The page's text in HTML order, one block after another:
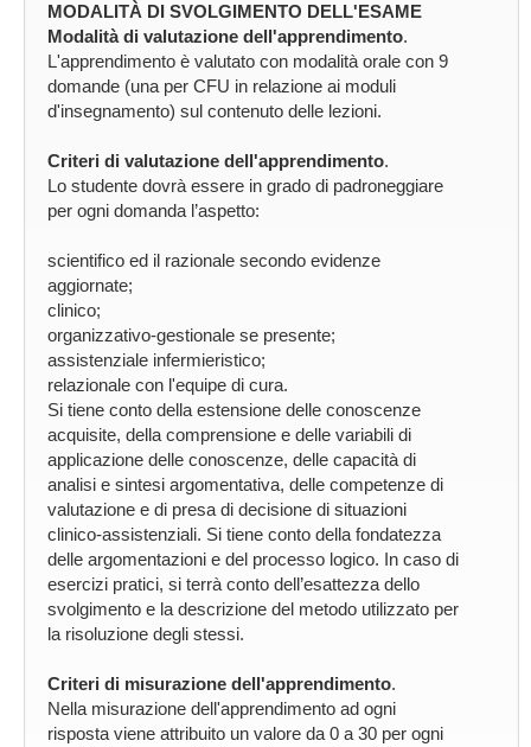
MODALITÀ DI SVOLGIMENTO DELL'ESAME
Modalità di valutazione dell'apprendimento.
L'apprendimento è valutato con modalità orale con 9
domande (una per CFU in relazione ai moduli
d'insegnamento) sul contenuto delle lezioni.
Criteri di valutazione dell'apprendimento.
Lo studente dovrà essere in grado di padroneggiare
per ogni domanda l’aspetto:
scientifico ed il razionale secondo evidenze
aggiornate;
clinico;
organizzativo-gestionale se presente;
assistenziale infermieristico;
relazionale con l'equipe di cura.
Si tiene conto della estensione delle conoscenze
acquisite, della comprensione e delle variabili di
applicazione delle conoscenze, delle capacità di
analisi e sintesi argomentativa, delle competenze di
valutazione e di presa di decisione di situazioni
clinico-assistenziali. Si tiene conto della fondatezza
delle argomentazioni e del processo logico. In caso di
esercizi pratici, si terrà conto dell’esattezza dello
svolgimento e la descrizione del metodo utilizzato per
la risoluzione degli stessi.
Criteri di misurazione dell'apprendimento.
Nella misurazione dell'apprendimento ad ogni
risposta viene attribuito un valore da 0 a 30 per ogni